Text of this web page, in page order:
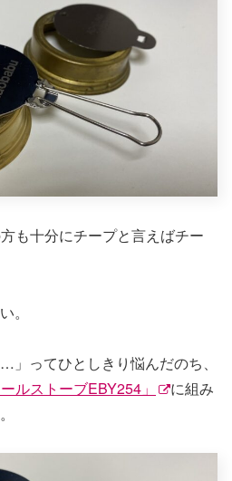
も十分にチープと言えばチー
。
ってひとしきり悩んだのち、
ルストーブEBY254」
に組み